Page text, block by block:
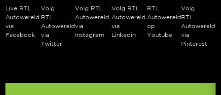
Like RTL
Autowereld
via
Facebook
Volg
RTL
Autowereld
via
Twitter
Volg RTL
Autowereld
via
Instagram
Volg RTL
Autowereld
via
Linkedin
RTL
Autowereld
op
Youtube
Volg
RTL
Autowereld
via
Pinterest